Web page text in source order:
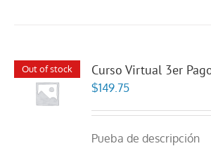
Out of stock Curso Virtual 3er
$149.75
Pueba de descripción